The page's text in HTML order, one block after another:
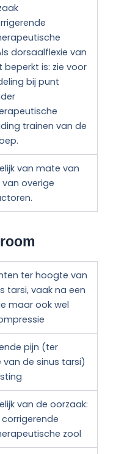
dorsaalflexie van
beperkt is: zie voor
bij punt
trainen van de
van mate van
overige
ter hoogte van
tarsi, vaak na een
maar ook wel
pijn (ter
de sinus tarsi)
van de oorzaak:
zool